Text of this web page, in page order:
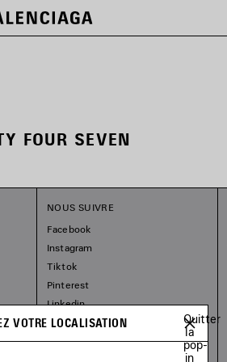
FOUR SEVEN
NOUS SUIVRE
Facebook
Instagram
Tiktok
Pinterest
Linkedin
Substack
VOTRE LOCALISATION
Quitter
la
pop-
in